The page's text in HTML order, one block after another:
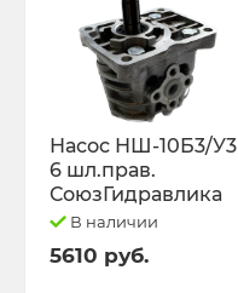
Насос НШ-10Б3/У3
6 шл.прав.
СоюзГидравлика
В наличии
5610 руб.